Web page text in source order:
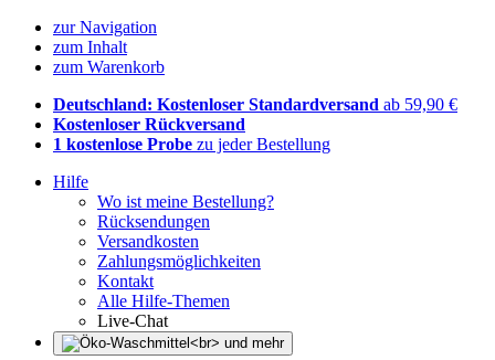
zur Navigation
zum Inhalt
zum Warenkorb
Deutschland: Kostenloser Standardversand ab 59,90 €
Kostenloser Rückversand
1 kostenlose Probe zu jeder Bestellung
Hilfe
Wo ist meine Bestellung?
Rücksendungen
Versandkosten
Zahlungsmöglichkeiten
Kontakt
Alle Hilfe-Themen
Live-Chat